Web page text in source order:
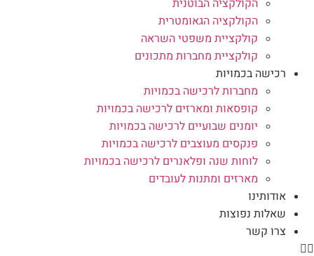
הקולקציה הגאומטרית
קולקציית משפטי השראה
קולקציית מחברות מתכונים
רכישה בכמויות
מחברות לרכישה בכמויות
קופסאות ומארזים לרכישה בכמויות
יומנים שבועיים לרכישה בכמויות
פנקסים מעוצבים לרכישה בכמויות
לוחות שנה ופלאנרים לרכישה בכמויות
מארזים ומתנות לעובדים
אודותינו
שאלות נפוצות
צרו קשר